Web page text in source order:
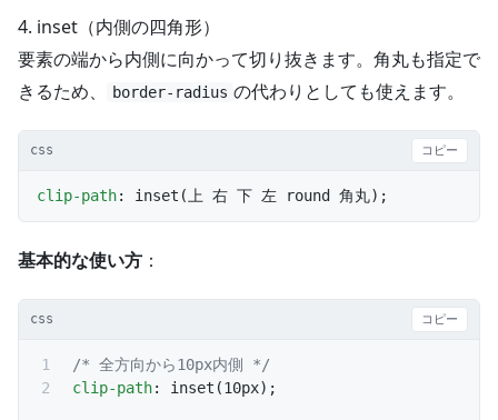
4. inset（内側の四角形）
要素の端から内側に向かって切り抜きます。角丸も指定で
きるため、
border-radius の代わりとしても使えます。
css コピー
clip-path: inset(上 右 下 左 round 角丸);
基本的な使い方 ：
css コピー
/* 全方向から10px内側 */
clip-path: inset(10px);